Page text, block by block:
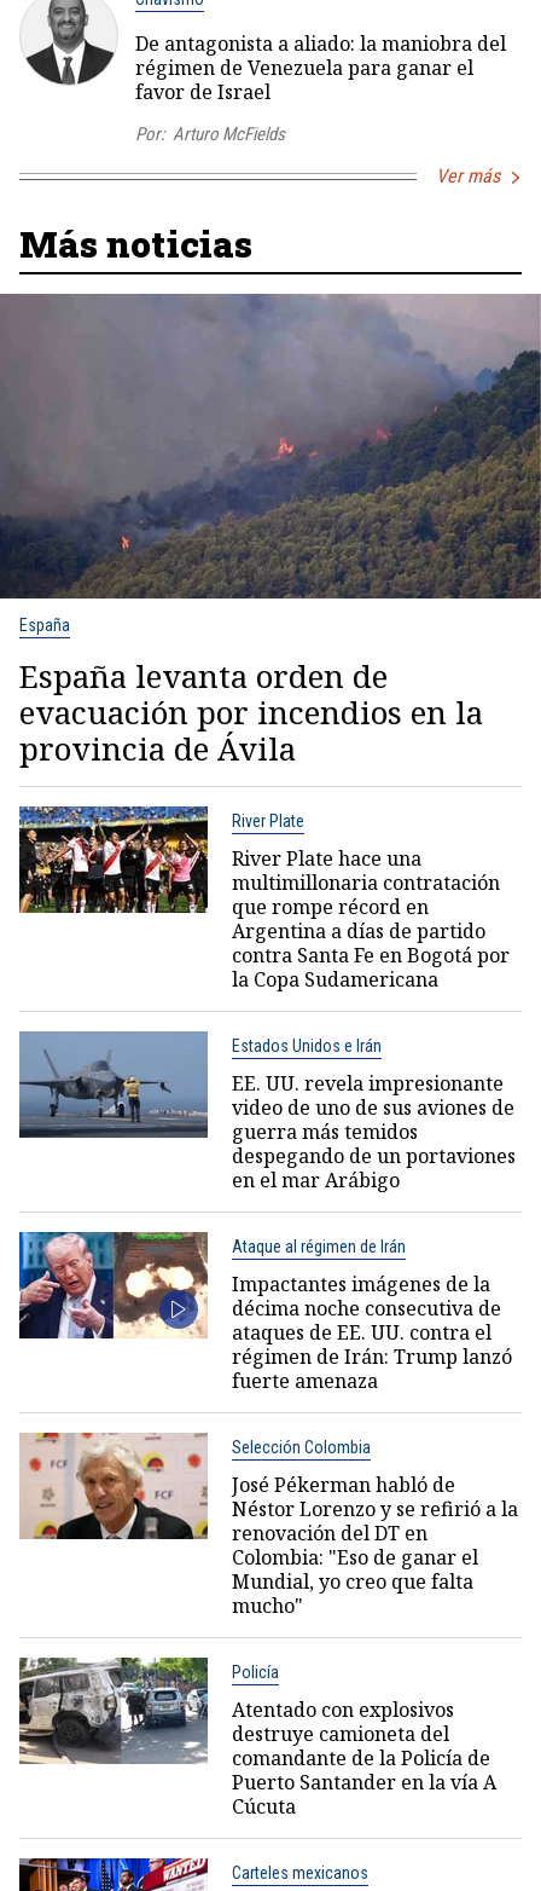
De antagonista a aliado: la maniobra del
régimen de Venezuela para ganar el
favor de Israel
Por: Arturo McFields
Ver más
Más noticias
España
España levanta orden de
evacuación por incendios en la
provincia de Ávila
River Plate
River Plate hace una
multimillonaria contratación
que rompe récord en
Argentina a días de partido
contra Santa Fe en Bogotá por
la Copa Sudamericana
Estados Unidos e Irán
EE. UU. revela impresionante
video de uno de sus aviones de
guerra más temidos
despegando de un portaviones
en el mar Arábigo
Ataque al régimen de Irán
Impactantes imágenes de la
décima noche consecutiva de
ataques de EE. UU. contra el
régimen de Irán: Trump lanzó
fuerte amenaza
Selección Colombia
José Pékerman habló de
Néstor Lorenzo y se refirió a la
renovación del DT en
Colombia: "Eso de ganar el
Mundial, yo creo que falta
mucho"
Policía
Atentado con explosivos
destruye camioneta del
comandante de la Policía de
Puerto Santander en la vía A
Cúcuta
Carteles mexicanos